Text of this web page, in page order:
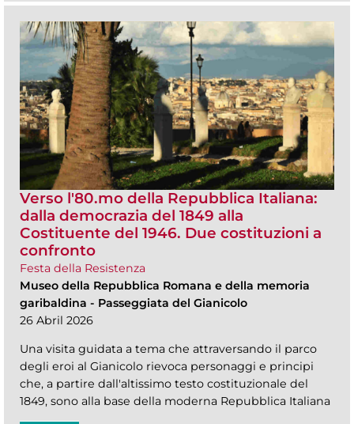
Verso l'80.mo della Repubblica Italiana:
dalla democrazia del 1849 alla
Costituente del 1946. Due costituzioni a
confronto
Festa della Resistenza
Museo della Repubblica Romana e della memoria
garibaldina - Passeggiata del Gianicolo
26 Abril 2026
Una visita guidata a tema che attraversando il parco
degli eroi al Gianicolo rievoca personaggi e principi
che, a partire dall'altissimo testo costituzionale del
1849, sono alla base della moderna Repubblica Italiana